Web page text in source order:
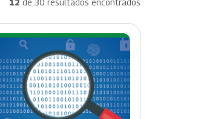
12 de 30 resultados encontrados